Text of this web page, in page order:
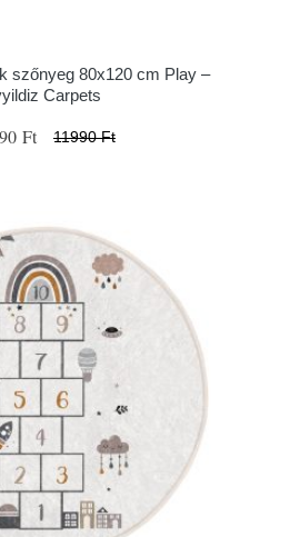
szőnyeg 80x120 cm Play –
Carpets
Ft 11990 Ft